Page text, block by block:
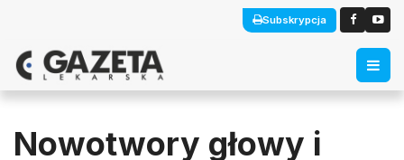
Subskrypcja
Nowotwory głowy i